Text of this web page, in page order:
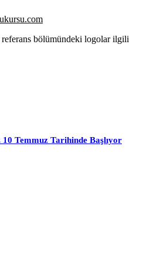
referans bölümündeki logolar ilgili
Tarihinde Başlıyor